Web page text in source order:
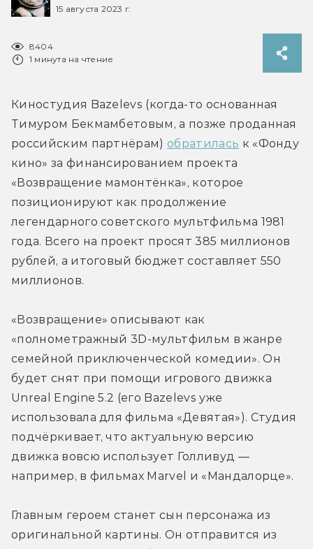
15 августа 2023 г.
8404
1 минута на чтение
Киностудия Bazelevs (когда-то основанная
Тимуром Бекмамбетовым, а позже проданная
российским партнёрам) обратилась к «Фонду
кино» за финансированием проекта
«Возвращение мамонтёнка», которое
позиционируют как продолжение
легендарного советского мультфильма 1981
года. Всего на проект просят 385 миллионов
рублей, а итоговый бюджет составляет 550
миллионов.
«Возвращение» описывают как
«полнометражный 3D-мультфильм в жанре
семейной приключенческой комедии». Он
будет снят при помощи игрового движка
Unreal Engine 5.2 (его Bazelevs уже
использовала для фильма «Девятая»). Студия
подчёркивает, что актуальную версию
движка вовсю использует Голливуд —
например, в фильмах Marvel и «Мандалорце».
Главным героем станет сын персонажа из
оригинальной картины. Он отправится из